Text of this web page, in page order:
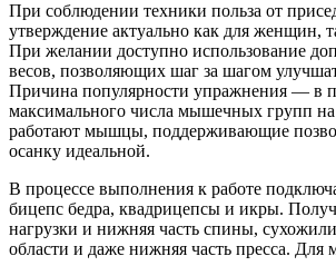
При соблюдении техники польза от
утверждение актуально как для женщин,
При желании доступно использование
весов, позволяющих шаг за шагом
Причина популярности упражнения — в
максимального числа мышечных групп
работают мышцы, поддерживающие
осанку идеальной.
В процессе выполнения к работе
бицепс бедра, квадрицепсы и икры.
нагрузки и нижняя часть спины,
области и даже нижняя часть пресса. Для